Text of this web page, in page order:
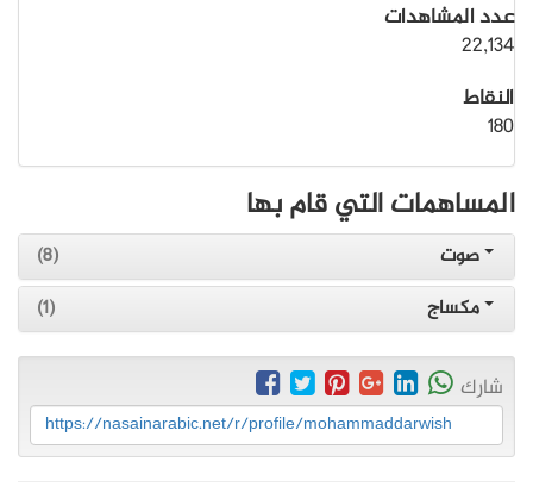
عدد المشاهدات
22,134
النقاط
180
المساهمات التي قام بها
صوت
(8)
مكساج
(1)
شارك
https://nasainarabic.net/r/profile/mohammaddarwish